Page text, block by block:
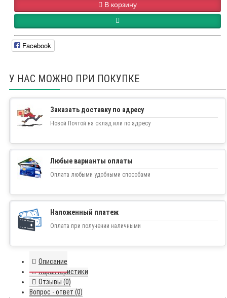
В корзину
Facebook
У НАС МОЖНО ПРИ ПОКУПКЕ
Заказать доставку по адресу
Новой Почтой на склад или по адресу
Любые варианты оплаты
Оплата любыми удобными способами
Наложенный платеж
Оплата при получении наличными
Описание
Характеристики
Отзывы (0)
Вопрос - ответ (0)